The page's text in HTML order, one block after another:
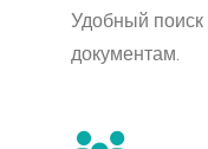
Удобный
документам.